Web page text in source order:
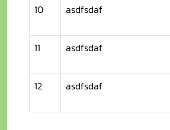
10
asdfsdaf
11
asdfsdaf
12
asdfsdaf